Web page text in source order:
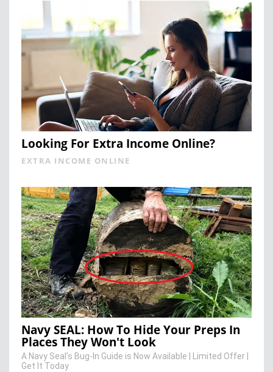
Looking For Extra Income Online?
EXTRA INCOME ONLINE
Navy SEAL: How To Hide Your Preps In
Places They Won't Look
A Navy Seal’s Bug-In Guide is Now Available | Limited Offer |
Get It Today